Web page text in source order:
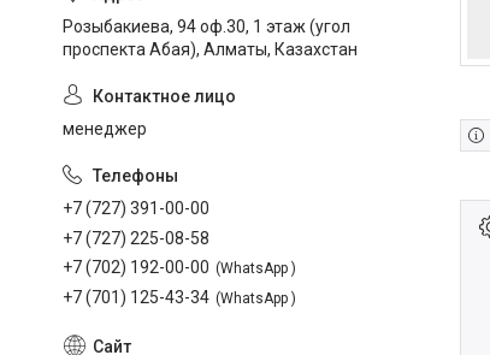
Розыбакиева, 94 оф.30, 1 этаж (угол
проспекта Абая), Алматы, Казахстан
менеджер
+7 (727) 391-00-00
+7 (727) 225-08-58
+7 (702) 192-00-00
WhatsApp
+7 (701) 125-43-34 WhatsApp